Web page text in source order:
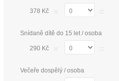
378 Kč
Snídaně dítě do 15 let / osoba
290 Kč
Večeře dospělý / osoba